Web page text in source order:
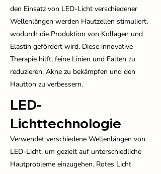
den Einsatz von LED-Licht verschiedener
Wellenlängen werden Hautzellen stimuliert,
wodurch die Produktion von Kollagen und
Elastin gefördert wird. Diese innovative
Therapie hilft, feine Linien und Falten zu
reduzieren, Akne zu bekämpfen und den
Hautton zu verbessern.
LED-
Lichttechnologie
Verwendet verschiedene Wellenlängen von
LED-Licht, um gezielt auf unterschiedliche
Hautprobleme einzugehen. Rotes Licht